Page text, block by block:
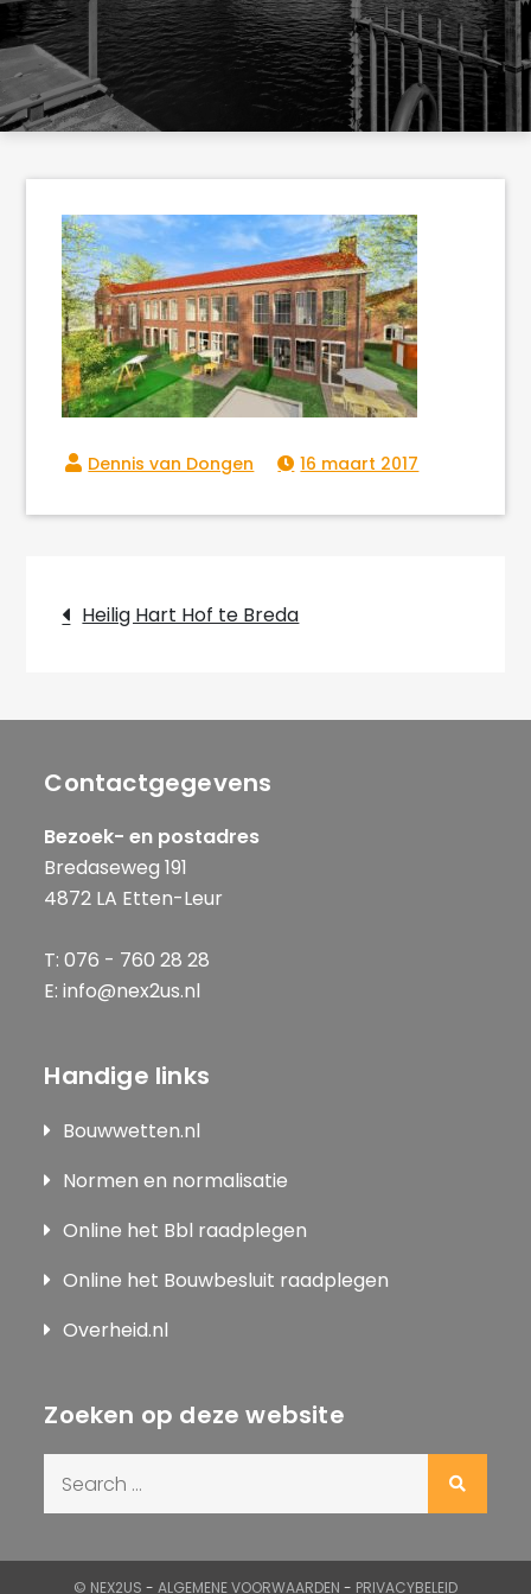
16 maart 2017
Bericht
Heilig Hart Hof te Breda
Contactgegevens
Bezoek- en postadres
Bredaseweg 191
4872 LA Etten-Leur
T: 076 - 760 28 28
E: info@nex2us.nl
Handige links
Bouwwetten.nl
Normen en normalisatie
Online het Bbl raadplegen
Online het Bouwbesluit raadplegen
Overheid.nl
Zoeken op deze website
for:
© NEX2US - ALGEMENE VOORWAARDEN - PRIVACYBELEID